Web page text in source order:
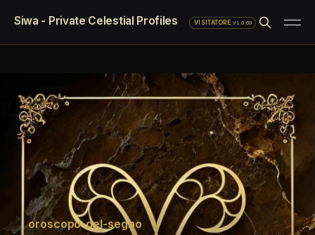
Siwa - Private Celestial Profiles VISITATORE·v1.0.69
oroscopo-del-segno